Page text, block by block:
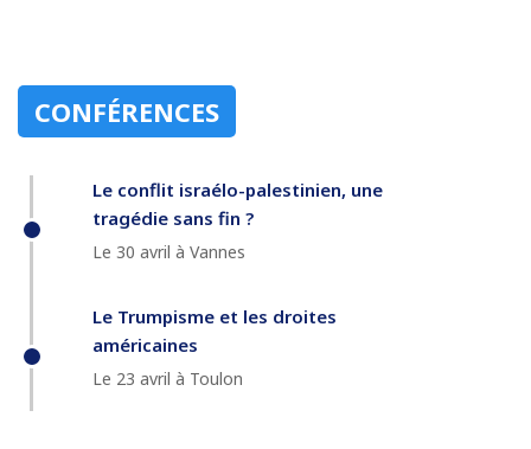
CONFÉRENCES
Le conflit israélo-palestinien, une
tragédie sans fin ?
Le 30 avril à Vannes
Le Trumpisme et les droites
américaines
Le 23 avril à Toulon